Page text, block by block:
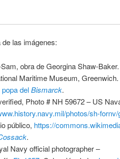
las imágenes:
obra de Georgina Shaw-Baker.
Maritime Museum,
delBismarck.
Photo # NH 59672 – US
photos/sh-
público, https://
.
Navy official photographer –